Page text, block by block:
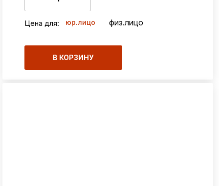
Цена для: юр.лицо физ.лицо
В КОРЗИНУ